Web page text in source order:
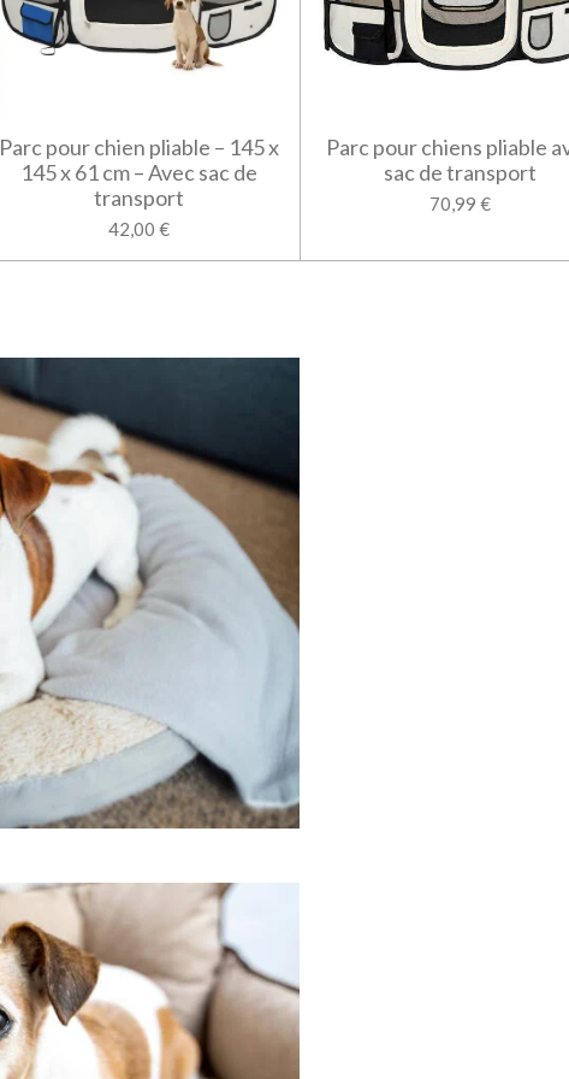
Parc pour chien pliable – 145 x
145 x 61 cm – Avec sac de
transport
42,00 €
Parc pour chiens pliable
sac de transport
70,99 €